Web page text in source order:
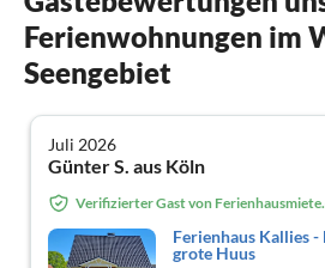
Ferienwohnungen im
Seengebiet
Juli 2026
Günter S. aus Köln
Verifizierter Gast von
Ferienhaus Kallies -
grote Huus